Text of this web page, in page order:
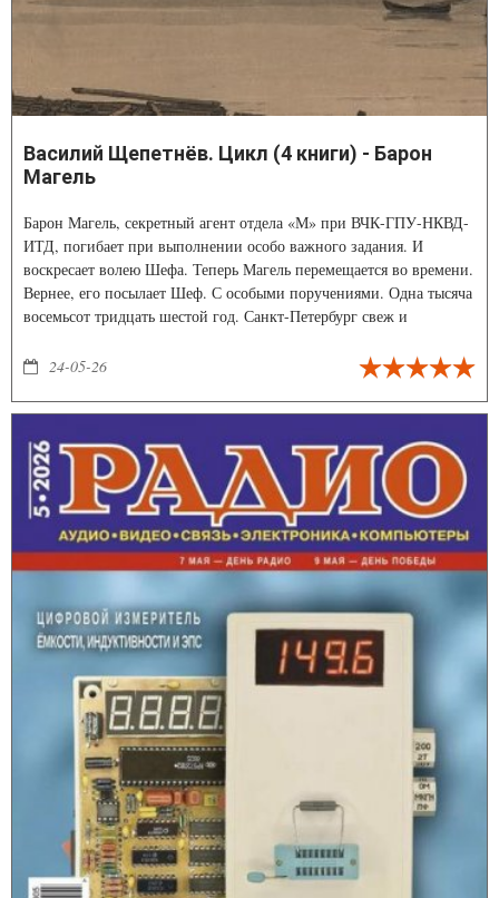
Василий Щепетнёв. Цикл (4 книги) - Барон
Магель
Барон Магель, секретный агент отдела «М» при ВЧК-ГПУ-НКВД-
ИТД, погибает при выполнении особо важного задания. И
воскресает волею Шефа. Теперь Магель перемещается во времени.
Вернее, его посылает Шеф. С особыми поручениями. Одна тысяча
восемьсот тридцать шестой год. Санкт-Петербург свеж и
известная пуля не изменила историю России? Или, напротив,
24-05-26